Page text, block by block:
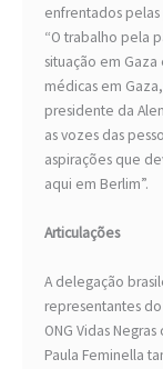
enfrentados
“O trabalho pela
situação em
médicas em
presidente da
as vozes das
aspirações que
aqui em Berlim”.
Articulações
A delegação
representantes
ONG Vidas
Paula Feminella